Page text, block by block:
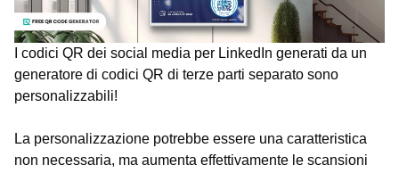
I codici QR dei social media per LinkedIn generati da un
generatore di codici QR di terze parti separato sono
personalizzabili!
La personalizzazione potrebbe essere una caratteristica
non necessaria, ma aumenta effettivamente le scansioni